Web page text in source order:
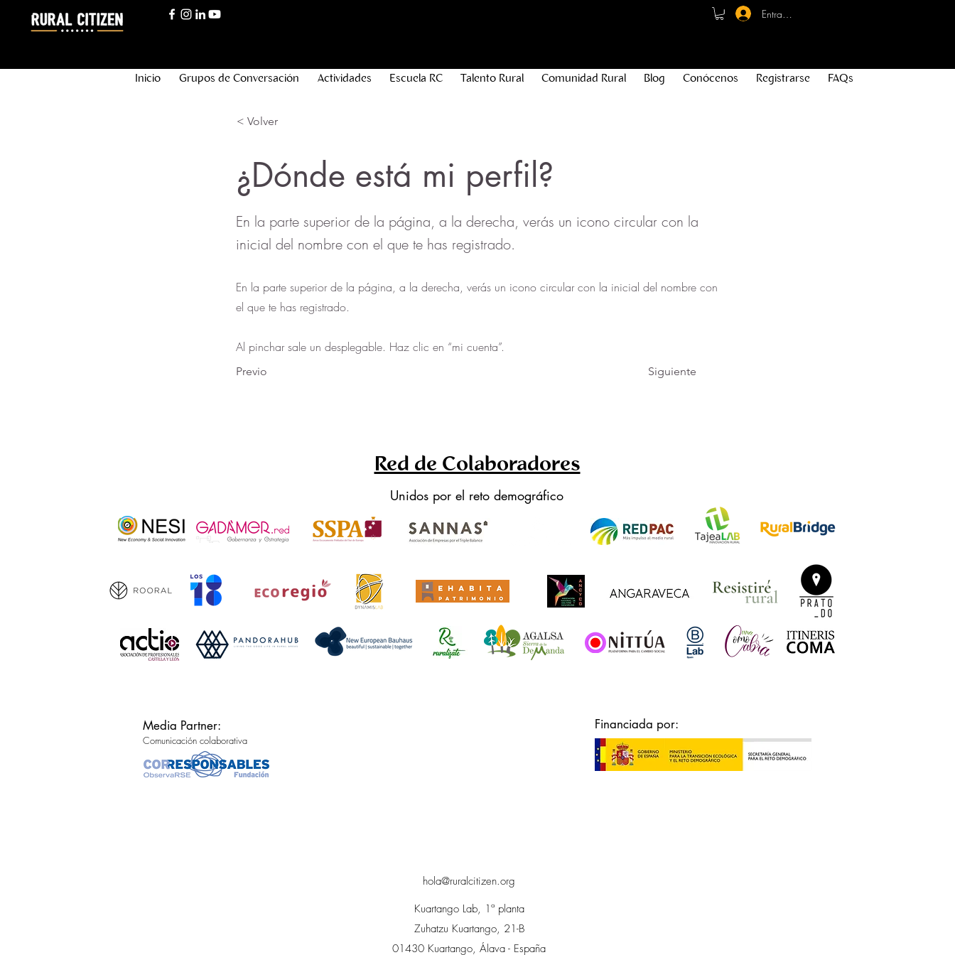
Entrar - Registro
Inicio Grupos de Conversación Actividades Escuela RC Talento Rural Comunidad Rural Blog Conócenos Registrarse FAQs
< Volver
¿Dónde está mi perfil?
En la parte superior de la página, a la derecha, verás un icono circular con la
inicial del nombre con el que te has registrado.
En la parte superior de la página, a la derecha, verás un icono circular con la inicial del nombre con
el que te has registrado.
Al pinchar sale un desplegable. Haz clic en “mi cuenta”.
Previo Siguiente
Red de Colaboradores
Unidos por el reto demográfico
Media Partner:
Comunicación colaborativa
Financiada por:
hola@ruralcitizen.org
Kuartango Lab, 1ª planta
Zuhatzu Kuartango, 21-B
01430 Kuartango, Álava - España